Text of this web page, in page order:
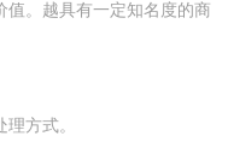
。越具有一定知名度的商
方式。